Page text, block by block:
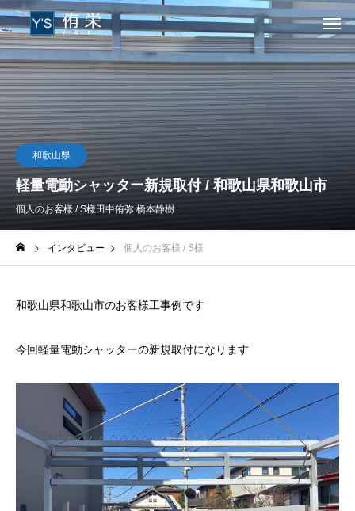
和歌山県
軽量電動シャッター新規取付 / 和歌山県和歌山市
個人のお客様 / S様 田中侑弥 橋本静樹
インタビュー 個人のお客様 / S様
和歌山県和歌山市のお客様工事例です
今回軽量電動シャッターの新規取付になります